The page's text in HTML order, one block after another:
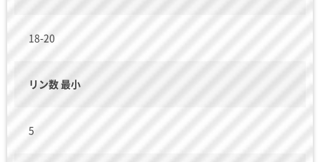
18-20
リン数 最小
5